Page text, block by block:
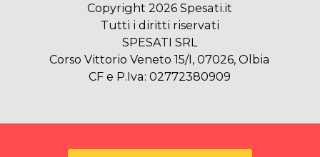
Copyright 2026 Spesati.it
Tutti i diritti riservati
SPESATI SRL
Corso Vittorio Veneto 15/I, 07026, Olbia
CF e P.Iva: 02772380909